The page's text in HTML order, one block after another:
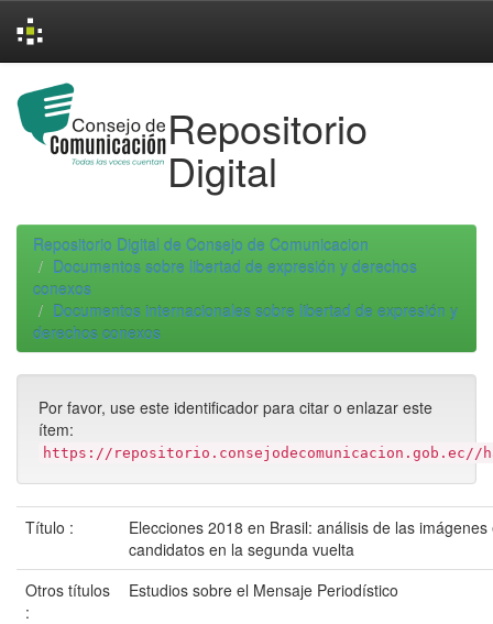
navigation
Repositorio
Digital
Repositorio Digital de Consejo de Comunicacion
Documentos sobre libertad de expresión y derechos
conexos
Documentos internacionales sobre libertad de expresión y
derechos conexos
Por favor, use este identificador para citar o enlazar este
ítem:
https://repositorio.consejodecomunicacion.gob.ec//
Título :
Elecciones 2018 en Brasil: análisis de las
candidatos en la segunda vuelta
Otros títulos
:
Estudios sobre el Mensaje Periodístico